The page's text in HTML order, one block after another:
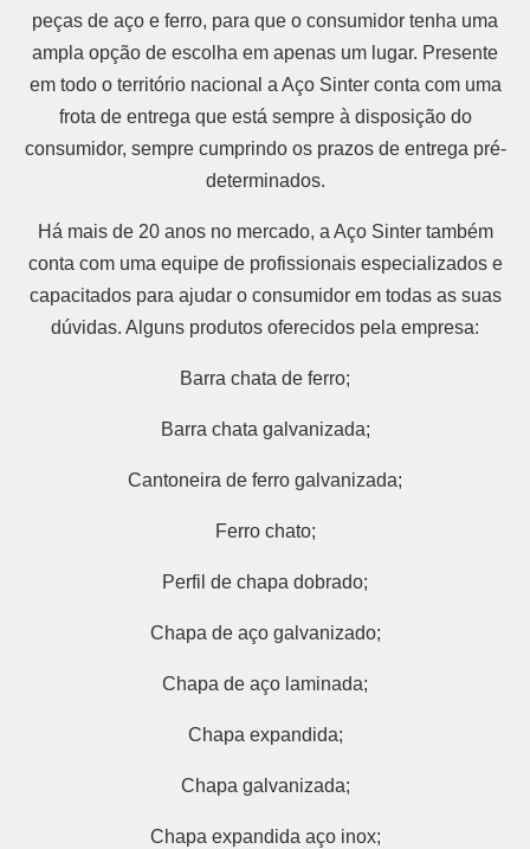
peças de aço e ferro, para que o consumidor tenha uma
ampla opção de escolha em apenas um lugar. Presente
em todo o território nacional a Aço Sinter conta com uma
frota de entrega que está sempre à disposição do
consumidor, sempre cumprindo os prazos de entrega pré-
determinados.
Há mais de 20 anos no mercado, a Aço Sinter também
conta com uma equipe de profissionais especializados e
capacitados para ajudar o consumidor em todas as suas
dúvidas. Alguns produtos oferecidos pela empresa:
Barra chata de ferro;
Barra chata galvanizada;
Cantoneira de ferro galvanizada;
Ferro chato;
Perfil de chapa dobrado;
Chapa de aço galvanizado;
Chapa de aço laminada;
Chapa expandida;
Chapa galvanizada;
Chapa expandida aço inox;